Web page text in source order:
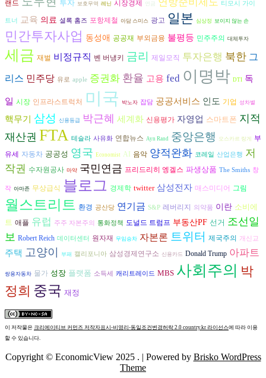
랜드 투자 보호무역 레닌 시장경제 연금 티모시 가이
트너 교육 의료 셜록 홈즈 포항제철 아담 스미스 광고 일본 심상정 보이지 않는 손
민간투자사업 동성애 공공재 부외금융 불평등 민주주의 대체투자
세금 재벌 비정규직 벤 버냉키 금리 제일모직 투자은행 북한 그
리스 민주당 유로 apple 증권화 환율 고용 fed 이명박 DTI 독
일 시장 인프라스트럭처 미국 박노자 잡담 공공서비스 인도 기업 성차별
핵무기 삼성 신용등급 박근혜 세계화 신용평가 자영업 스마트폰 지적
재산권 FTA 테슬라 사유화 연합뉴스 Ayn Rand 중앙은행 오스카르 랑게 부
유세 자동차 공공성 영국 Economist AI 음악 양적완화 코레일 산업은행 저
작권 수자원공사 마약 국민연금 프리드리히 엥겔스 파생상품 The Smiths 창
작 아마존 무상급식 블로그 경제학 twitter 삼성전자 매스미디어 그림
월스트리트 환경 공산당 연기금 S&P 레버리지 의약품 이란 소비에
트 애플 유럽 주주 자본주의 통화정책 도널드 트럼프 부동산PF 선거 조선일
보 Robert Reich 데이터센터 원자재 무임승차 자본론 트위터 제국주의 개신교
주택 고양이 부패 캘리포니아 삼성경제연구소 신용카드 Donald Trump 아파트
쌍용자동차 물가 성장 플랫폼 소득세 캐리트레이드 MBS 사회주의 박
정희 중국 재정
이 저작물은 크리에이티브 커먼즈 저작자표시-비영리-동일조건변경허락 2.0 country.kr 라이선스에 따라 이용
할 수 있습니다.
Copyright © EconomicView 2025 . | Powered by Brisko WordPress
Theme